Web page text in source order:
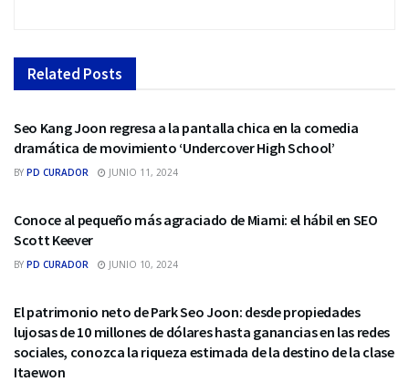
Related Posts
SEO
Seo Kang Joon regresa a la pantalla chica en la comedia
dramática de movimiento ‘Undercover High School’
BY PD CURADOR JUNIO 11, 2024
Conoce al pequeño más agraciado de Miami: el hábil en SEO
Scott Keever
BY PD CURADOR JUNIO 10, 2024
El patrimonio neto de Park Seo Joon: desde propiedades
lujosas de 10 millones de dólares hasta ganancias en las redes
sociales, conozca la riqueza estimada de la destino de la clase
Itaewon